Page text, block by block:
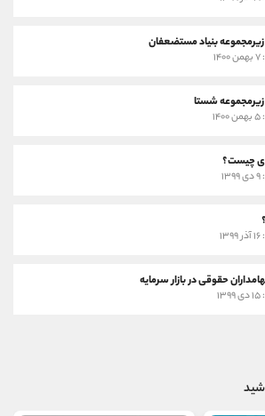
بنیاد مستضعفان
شستا
چیست؟
حقوقی در بازار سرمایه